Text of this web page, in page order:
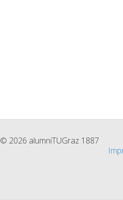
© 2026 alumniTUGraz 1887